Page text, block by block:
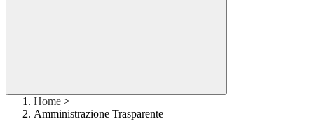
Home >
Amministrazione Trasparente